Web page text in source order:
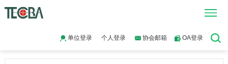
单位登录 个人登录 协会邮箱 OA登录
首页 > 通知公告 >
天津市建设工程造价和招投标管理
协会第五届会员代表大会暨第五届理事会第一次会议成功召开